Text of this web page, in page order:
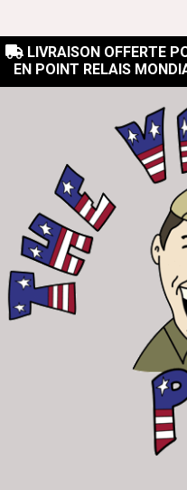
 LIVRAISON OFFERTE
EN POINT RELAIS